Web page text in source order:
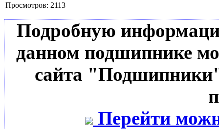
Просмотров: 2113
Подробную
данном подшипнике
сайта
Перейти